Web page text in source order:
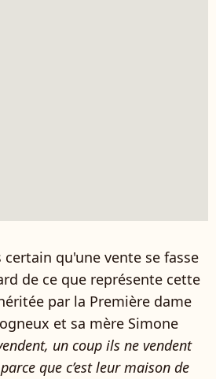
qu'une vente se fasse
de ce que représente cette
par la Première dame
et sa mère Simone
un coup ils ne vendent
que c’est leur maison de